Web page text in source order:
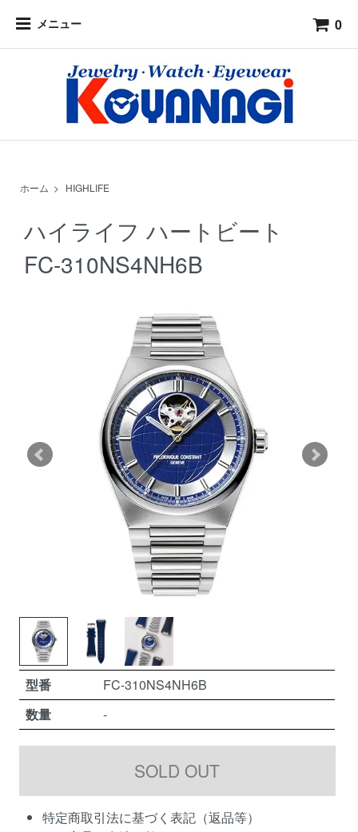
メニュー 0
ホーム > HIGHLIFE
ハイライフ ハートビート
FC-310NS4NH6B
型番
FC-310NS4NH6B
数量
-
特定商取引法に基づく表記（返品等）